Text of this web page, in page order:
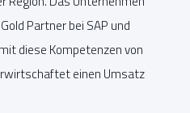
Partner bei SAP und
diese Kompetenzen von
einen Umsatz